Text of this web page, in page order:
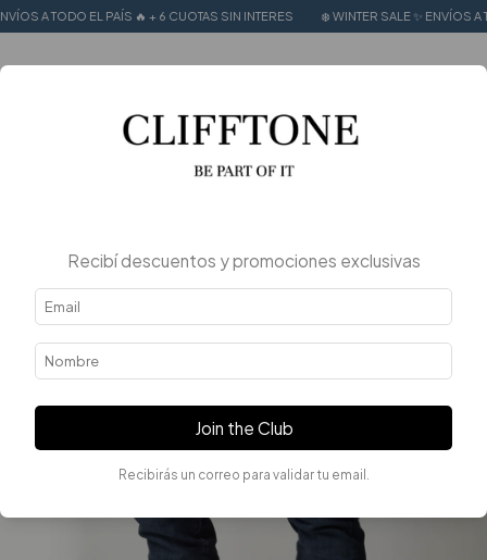
EL PAÍS 🔥 + 6 CUOTAS SIN INTERES ❄️ WINTER SALE ✨ ENVÍOS A TODO EL
Recibí descuentos y promociones exclusivas
Join the Club
Recibirás un correo para validar tu email.